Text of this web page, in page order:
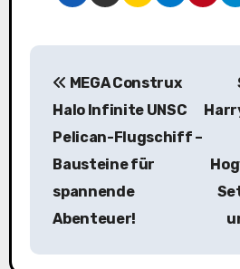
B
a
MEGA Construx
Halo Infinite UNSC
Pelican-Flugschiff –
Bausteine für
spannende
Abenteuer!